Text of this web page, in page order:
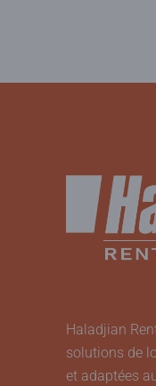
Haladjian
solutions de
et adaptées